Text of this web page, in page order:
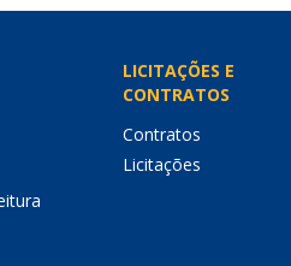
LICITAÇÕES E
CONTRATOS
Contratos
Licitações